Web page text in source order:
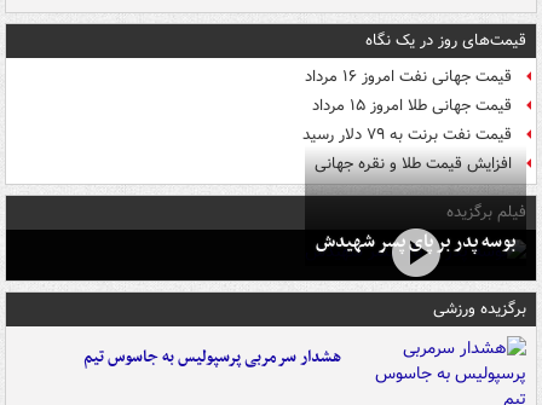
قیمت‌های روز در یک نگاه
قیمت جهانی نفت امروز ۱۶ مرداد
قیمت جهانی طلا امروز ۱۵ مرداد
قیمت نفت برنت به ۷۹ دلار رسید
افزایش قیمت طلا و نقره جهانی
فیلم برگزیده
بوسه‌ پدر بر پای پسر شهیدش
برگزیده ورزشی
هشدار سرمربی پرسپولیس به جاسوس تیم